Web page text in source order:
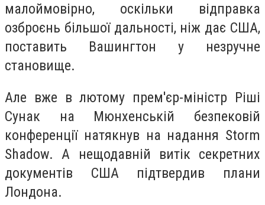
малоймовірно, оскільки відправка
озброєнь більшої дальності, ніж дає США,
поставить Вашингтон у незручне
становище.
Але вже в лютому прем'єр-міністр Ріші
Сунак на Мюнхенській безпековій
конференції натякнув на надання Storm
Shadow. А нещодавній витік секретних
документів США підтвердив плани
Лондона.